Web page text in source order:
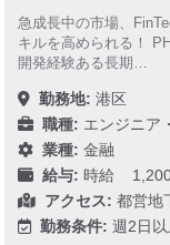
急成長中の市場、
キルを高められる！
開発経験ある長期…
勤務地: 港区
職種: エンジニア
業種: 金融
給与: 時給 1,200
アクセス: 都営地
勤務条件: 週2日以